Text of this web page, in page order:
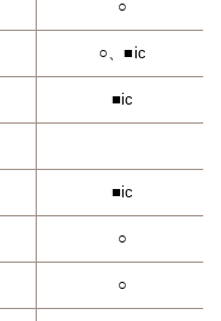
○
○、■ic
■ic
■ic
○
○